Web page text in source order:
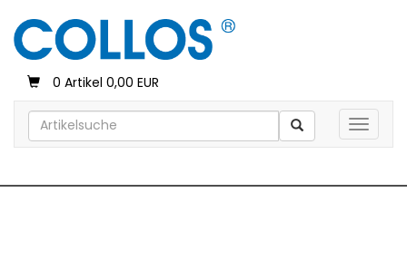
0 Artikel 0,00 EUR
Toggle